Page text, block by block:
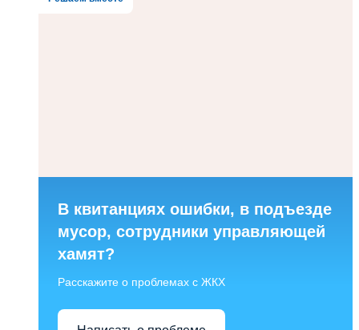
В квитанциях ошибки, в подъезде
мусор, сотрудники управляющей
хамят?
Расскажите о проблемах с ЖКХ